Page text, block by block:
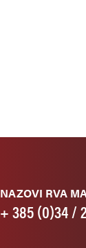
NAZOVI RVA
+ 385 (0)34 /